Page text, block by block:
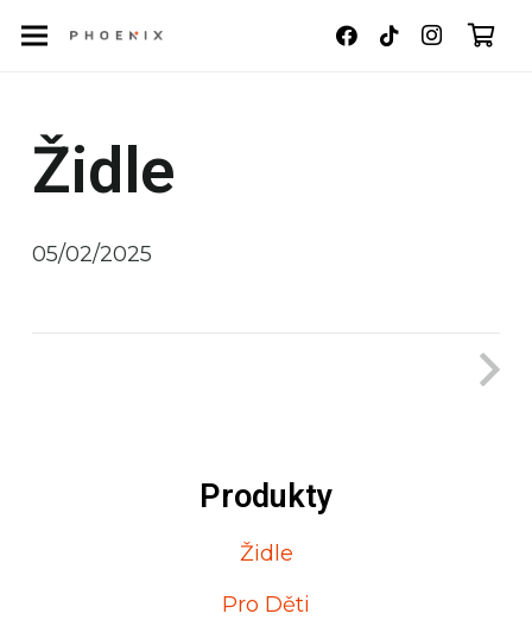
Židle
05/02/2025
Produkty
Židle
Pro Děti